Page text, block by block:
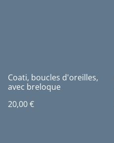
Coati, boucles d'oreilles,
avec breloque
20,00 €